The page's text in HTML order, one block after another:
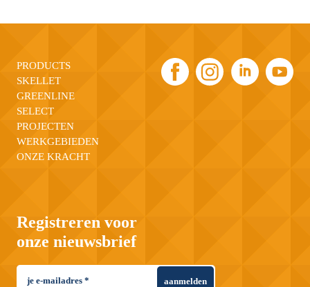
PRODUCTS
SKELLET
GREENLINE
SELECT
PROJECTEN
WERKGEBIEDEN
ONZE KRACHT
Registreren voor
onze nieuwsbrief
aanmelden